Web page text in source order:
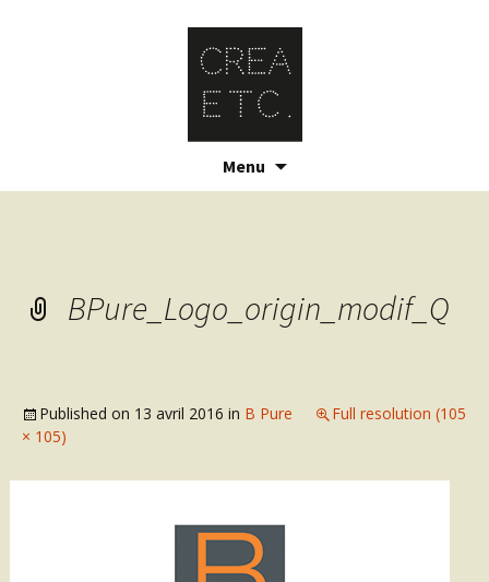
Menu
BPure_Logo_origin_modif_Q
Published on 13 avril 2016 in B Pure
Full resolution (105
× 105)